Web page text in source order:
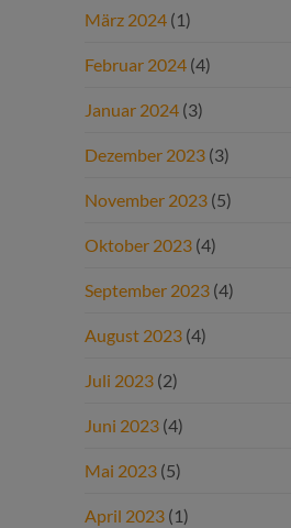
März 2024 (1)
Februar 2024 (4)
Januar 2024 (3)
Dezember 2023 (3)
November 2023 (5)
Oktober 2023 (4)
September 2023 (4)
August 2023 (4)
Juli 2023 (2)
Juni 2023 (4)
Mai 2023 (5)
April 2023 (1)